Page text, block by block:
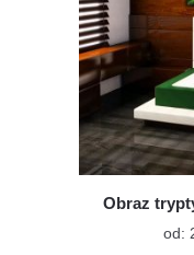
Obraz
od: